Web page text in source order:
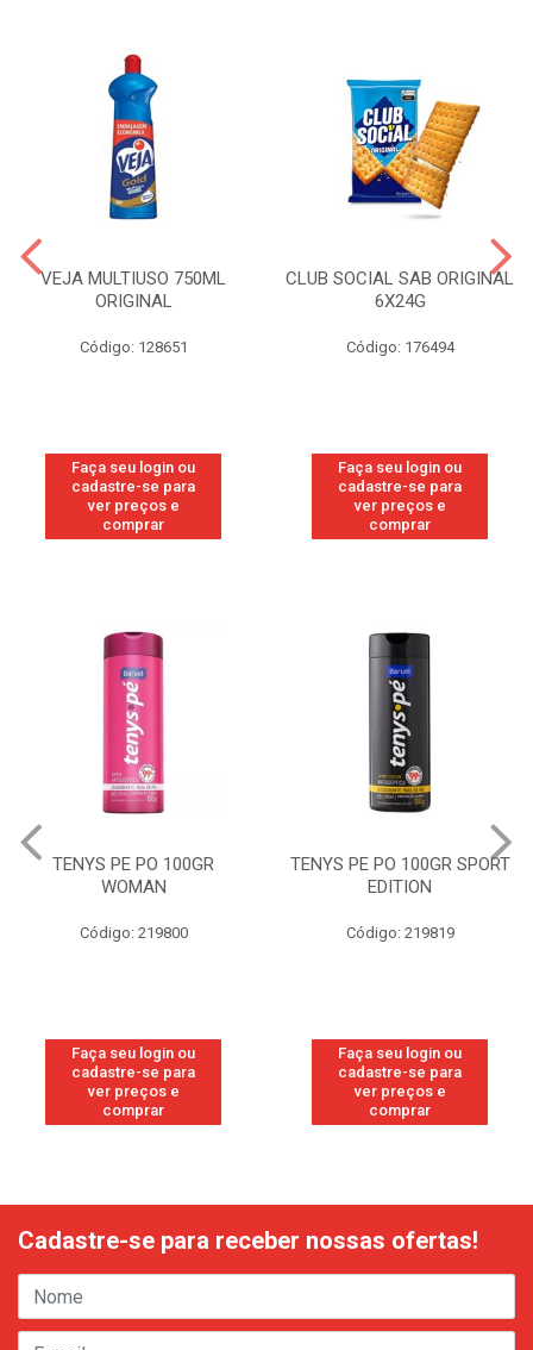
VEJA MULTIUSO 750ML
ORIGINAL
Código: 128651
Faça seu login ou
cadastre-se para
ver preços e
comprar
CLUB SOCIAL SAB ORIGINAL
6X24G
Código: 176494
Faça seu login ou
cadastre-se para
ver preços e
comprar
TENYS PE PO 100GR
WOMAN
Código: 219800
Faça seu login ou
cadastre-se para
ver preços e
comprar
TENYS PE PO 100GR SPORT
EDITION
Código: 219819
Faça seu login ou
cadastre-se para
ver preços e
comprar
Cadastre-se para receber nossas ofertas!